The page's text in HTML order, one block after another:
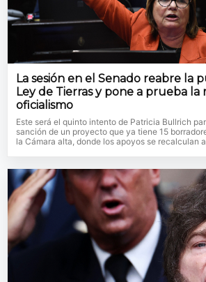
La sesión en el Senado reabre la
Ley de Tierras y pone a prueba la
oficialismo
Este será el quinto intento de Patricia Bullrich
sanción de un proyecto que ya tiene 15
la Cámara alta, donde los apoyos se recalculan